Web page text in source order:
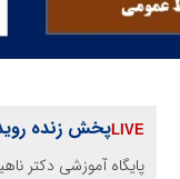
پخش زنده
پایگاه آموزشی دکتر